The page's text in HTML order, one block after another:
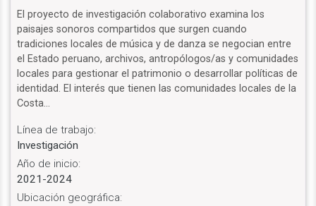
El proyecto de investigación colaborativo examina los
paisajes sonoros compartidos que surgen cuando
tradiciones locales de música y de danza se negocian entre
el Estado peruano, archivos, antropólogos/as y comunidades
locales para gestionar el patrimonio o desarrollar políticas de
identidad. El interés que tienen las comunidades locales de la
Costa…
Línea de trabajo:
Investigación
Año de inicio:
2021-2024
Ubicación geográfica: